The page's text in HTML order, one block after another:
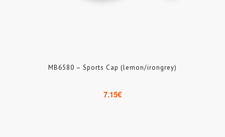
MB6580 – Sports Cap (lemon/irongrey)
7.15€